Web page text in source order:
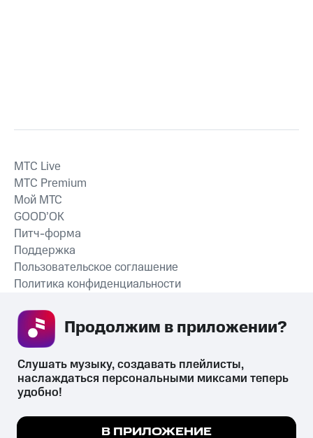
СКАЧАТЬ ПРИЛОЖЕНИЕ
MTС Live
MTС Premium
Мой МТС
GOOD’OK
Питч-форма
Поддержка
Пользовательское соглашение
Политика конфиденциальности
психотропных веществ, их аналогов причиняет вред здоровью,
их незаконный оборот запрещён и влечёт установленную
Мы используем куки, чтобы на сайте все
Слушать музыку, создавать плейлисты,
наслаждаться персональными миксами теперь
удобно!
В ПРИЛОЖЕНИЕ